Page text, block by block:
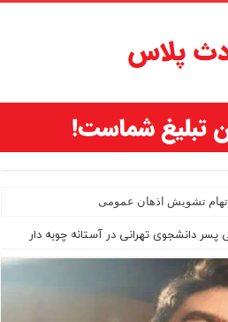
پسر دانشجوی تهرانی در آستانه چوبه دار